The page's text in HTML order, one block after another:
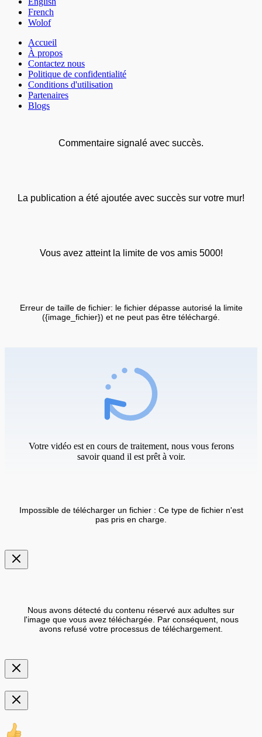
French
Wolof
Accueil
À propos
Contactez nous
Politique de confidentialité
Conditions d'utilisation
Partenaires
Blogs
Commentaire signalé avec succès.
La publication a été ajoutée avec succès sur votre mur!
Vous avez atteint la limite de vos amis 5000!
Erreur de taille de fichier: le fichier dépasse autorisé la limite
({image_fichier}) et ne peut pas être téléchargé.
Votre vidéo est en cours de traitement, nous vous ferons
savoir quand il est prêt à voir.
Impossible de télécharger un fichier : Ce type de fichier n'est
pas pris en charge.
Nous avons détecté du contenu réservé aux adultes sur
l'image que vous avez téléchargée. Par conséquent, nous
avons refusé votre processus de téléchargement.